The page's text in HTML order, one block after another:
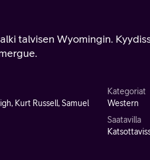
talvisen Wyomingin.
Kurt Russell, Samuel
Kategoriat
Western
Saatavilla